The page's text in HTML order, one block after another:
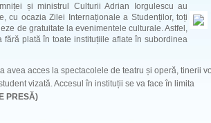
și ministrul Culturii Adrian Iorgulescu au
cu ocazia Zilei Internaționale a Studenților, toți
de gratuitate la evenimentele culturale. Astfel,
fără plată în toate instituțiile aflate în subordinea
avea acces la spectacolele de teatru și operă, tinerii
vizată. Accesul în instituții se va face în limita
PRESĂ)